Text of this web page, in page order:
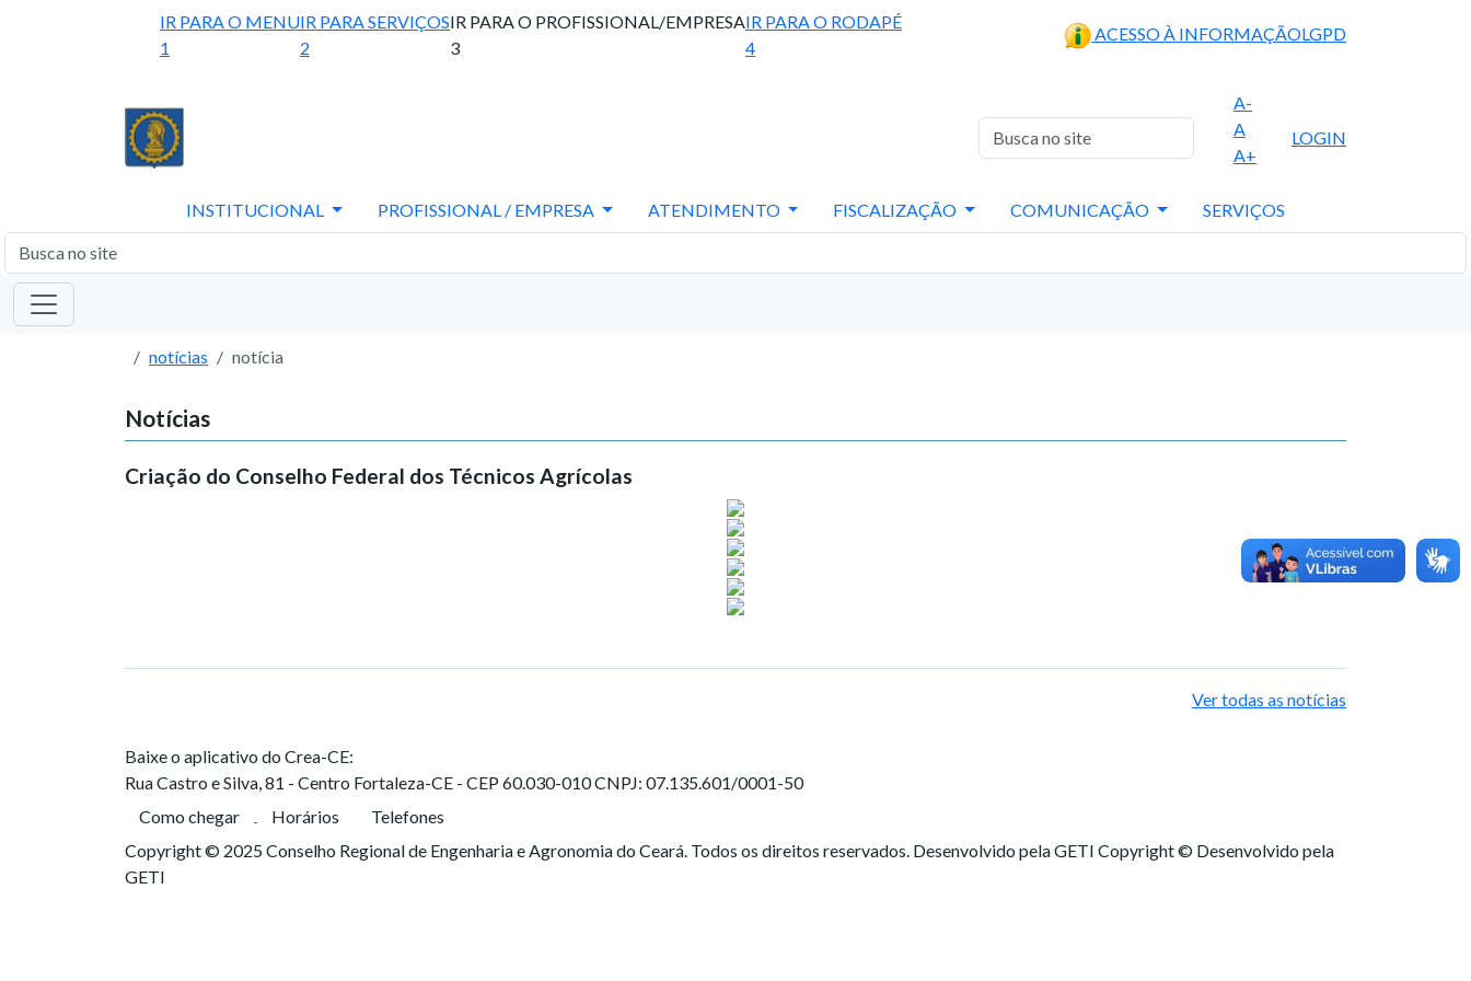
IR PARA O MENU
1
IR PARA SERVIÇOS
2
IR PARA O PROFISSIONAL/EMPRESA
3
IR PARA O RODAPÉ
4
ACESSO À INFORMAÇÃOLGPD
A-
A
A+
LOGIN
INSTITUCIONAL PROFISSIONAL / EMPRESA ATENDIMENTO FISCALIZAÇÃO COMUNICAÇÃO SERVIÇOS
notícias notícia
Notícias
Criação do Conselho Federal dos Técnicos Agrícolas
Ver todas as notícias
Baixe o aplicativo do Crea-CE:
Rua Castro e Silva, 81 - Centro Fortaleza-CE - CEP 60.030-010CNPJ: 07.135.601/0001-50
Como chegar
Horários
Telefones
Copyright © 2025 Conselho Regional de Engenharia e Agronomia do Ceará. Todos os direitos reservados. Desenvolvido pela GETI Copyright © Desenvolvido pela
GETI